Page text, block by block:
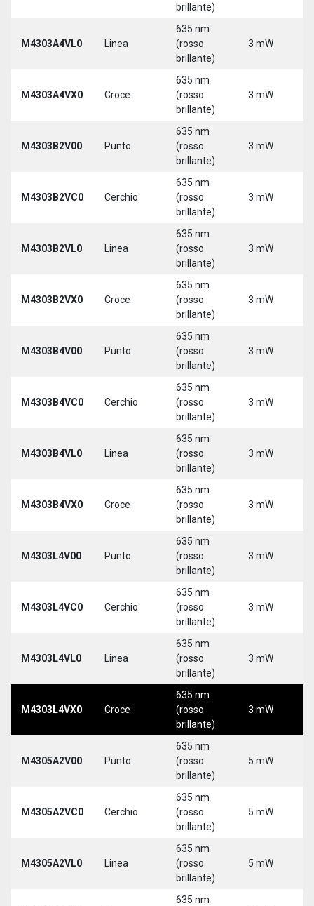
brillante)
M4303A4VL0 Linea
635 nm
(rosso
brillante)
3 mW
M4303A4VX0 Croce
635 nm
(rosso
brillante)
3 mW
M4303B2V00 Punto
635 nm
(rosso
brillante)
3 mW
M4303B2VC0 Cerchio
635 nm
(rosso
brillante)
3 mW
M4303B2VL0 Linea
635 nm
(rosso
brillante)
3 mW
M4303B2VX0 Croce
635 nm
(rosso
brillante)
3 mW
M4303B4V00 Punto
635 nm
(rosso
brillante)
3 mW
M4303B4VC0 Cerchio
635 nm
(rosso
brillante)
3 mW
M4303B4VL0 Linea
635 nm
(rosso
brillante)
3 mW
M4303B4VX0 Croce
635 nm
(rosso
brillante)
3 mW
M4303L4V00 Punto
635 nm
(rosso
brillante)
3 mW
M4303L4VC0 Cerchio
635 nm
(rosso
brillante)
3 mW
M4303L4VL0 Linea
635 nm
(rosso
brillante)
3 mW
M4303L4VX0 Croce
635 nm
(rosso
brillante)
3 mW
M4305A2V00 Punto
635 nm
(rosso
brillante)
5 mW
M4305A2VC0 Cerchio
635 nm
(rosso
brillante)
5 mW
M4305A2VL0 Linea
635 nm
(rosso
brillante)
5 mW
635 nm